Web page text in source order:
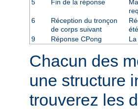
5
Fin de la réponse
6
Réception du tronçon
de corps suivant
9
Réponse CPong
Chacun des
une structure
trouverez les